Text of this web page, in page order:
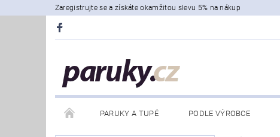
Zaregistrujte se a získáte okamžitou slevu 5% na nákup
PARUKY A TUPÉ PODLE VÝROBCE